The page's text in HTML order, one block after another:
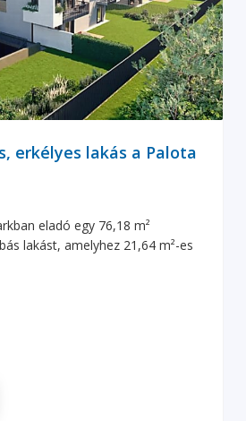
erkélyes lakás a Palota
eladó egy 76,18 m²
lakást, amelyhez 21,64 m²-es